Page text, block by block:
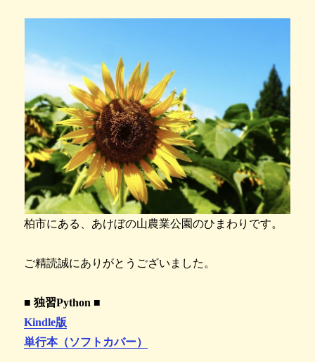
柏市にある、あけぼの山農業公園のひまわりです。
ご精読誠にありがとうございました。
■ 独習Python ■
Kindle版
単行本（ソフトカバー）